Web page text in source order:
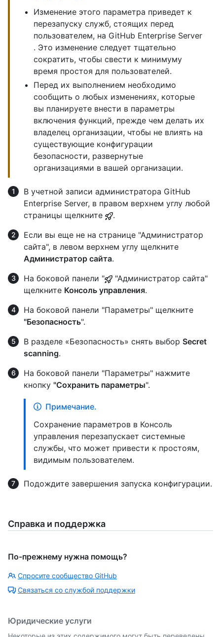
Изменение этого параметра приведет к
перезапуску служб, стоящих перед
пользователем, на GitHub Enterprise Server
. Это изменение следует тщательно
сократить, чтобы свести к минимуму
время простоя для пользователей.
Перед их выполнением необходимо
сообщить о любых изменениях, которые
вы планируете внести в параметры
включения функций, прежде чем делать их
владелец организации, чтобы не влиять на
существующие конфигурации
безопасности, развернутые
организациями в вашей организации.
В учетной записи администратора GitHub
Enterprise Server, в правом верхнем углу любой
страницы щелкните
.
Если вы еще не на странице "Администратор
сайта", в левом верхнем углу щелкните
Администратор сайта.
На боковой панели "
"Администратор сайта"
щелкните Консоль управления.
На боковой панели "Параметры" щелкните
"Безопасность".
В разделе «Безопасность» снять выбор Secret
scanning.
На боковой панели "Параметры" нажмите
кнопку "Сохранить параметры".
Примечание.
Сохранение параметров в Консоль
управления перезапускает системные
службы, что может привести к простоям,
видимым пользователем.
Подождите завершения запуска конфигурации.
Справка и поддержка
По-прежнему нужна помощь?
Спросите сообщество GitHub
Связаться со службой поддержки
Юридические услуги